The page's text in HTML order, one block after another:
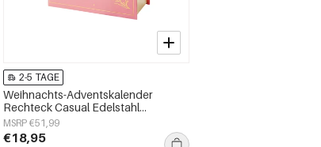
2-5 TAGE
Weihnachts-Adventskalender
Rechteck Casual Edelstahl
Weihnachten
MSRP €51,99
€18,95